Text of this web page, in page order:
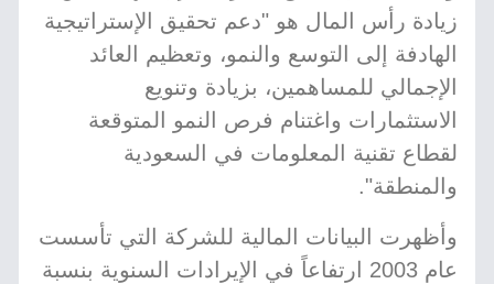
زيادة رأس المال هو "دعم تحقيق الإستراتيجية
الهادفة إلى التوسع والنمو، وتعظيم العائد
الإجمالي للمساهمين، بزيادة وتنويع
الاستثمارات واغتنام فرص النمو المتوقعة
لقطاع تقنية المعلومات في السعودية
والمنطقة".
وأظهرت البيانات المالية للشركة التي تأسست
عام 2003 ارتفاعاً في الإيرادات السنوية بنسبة